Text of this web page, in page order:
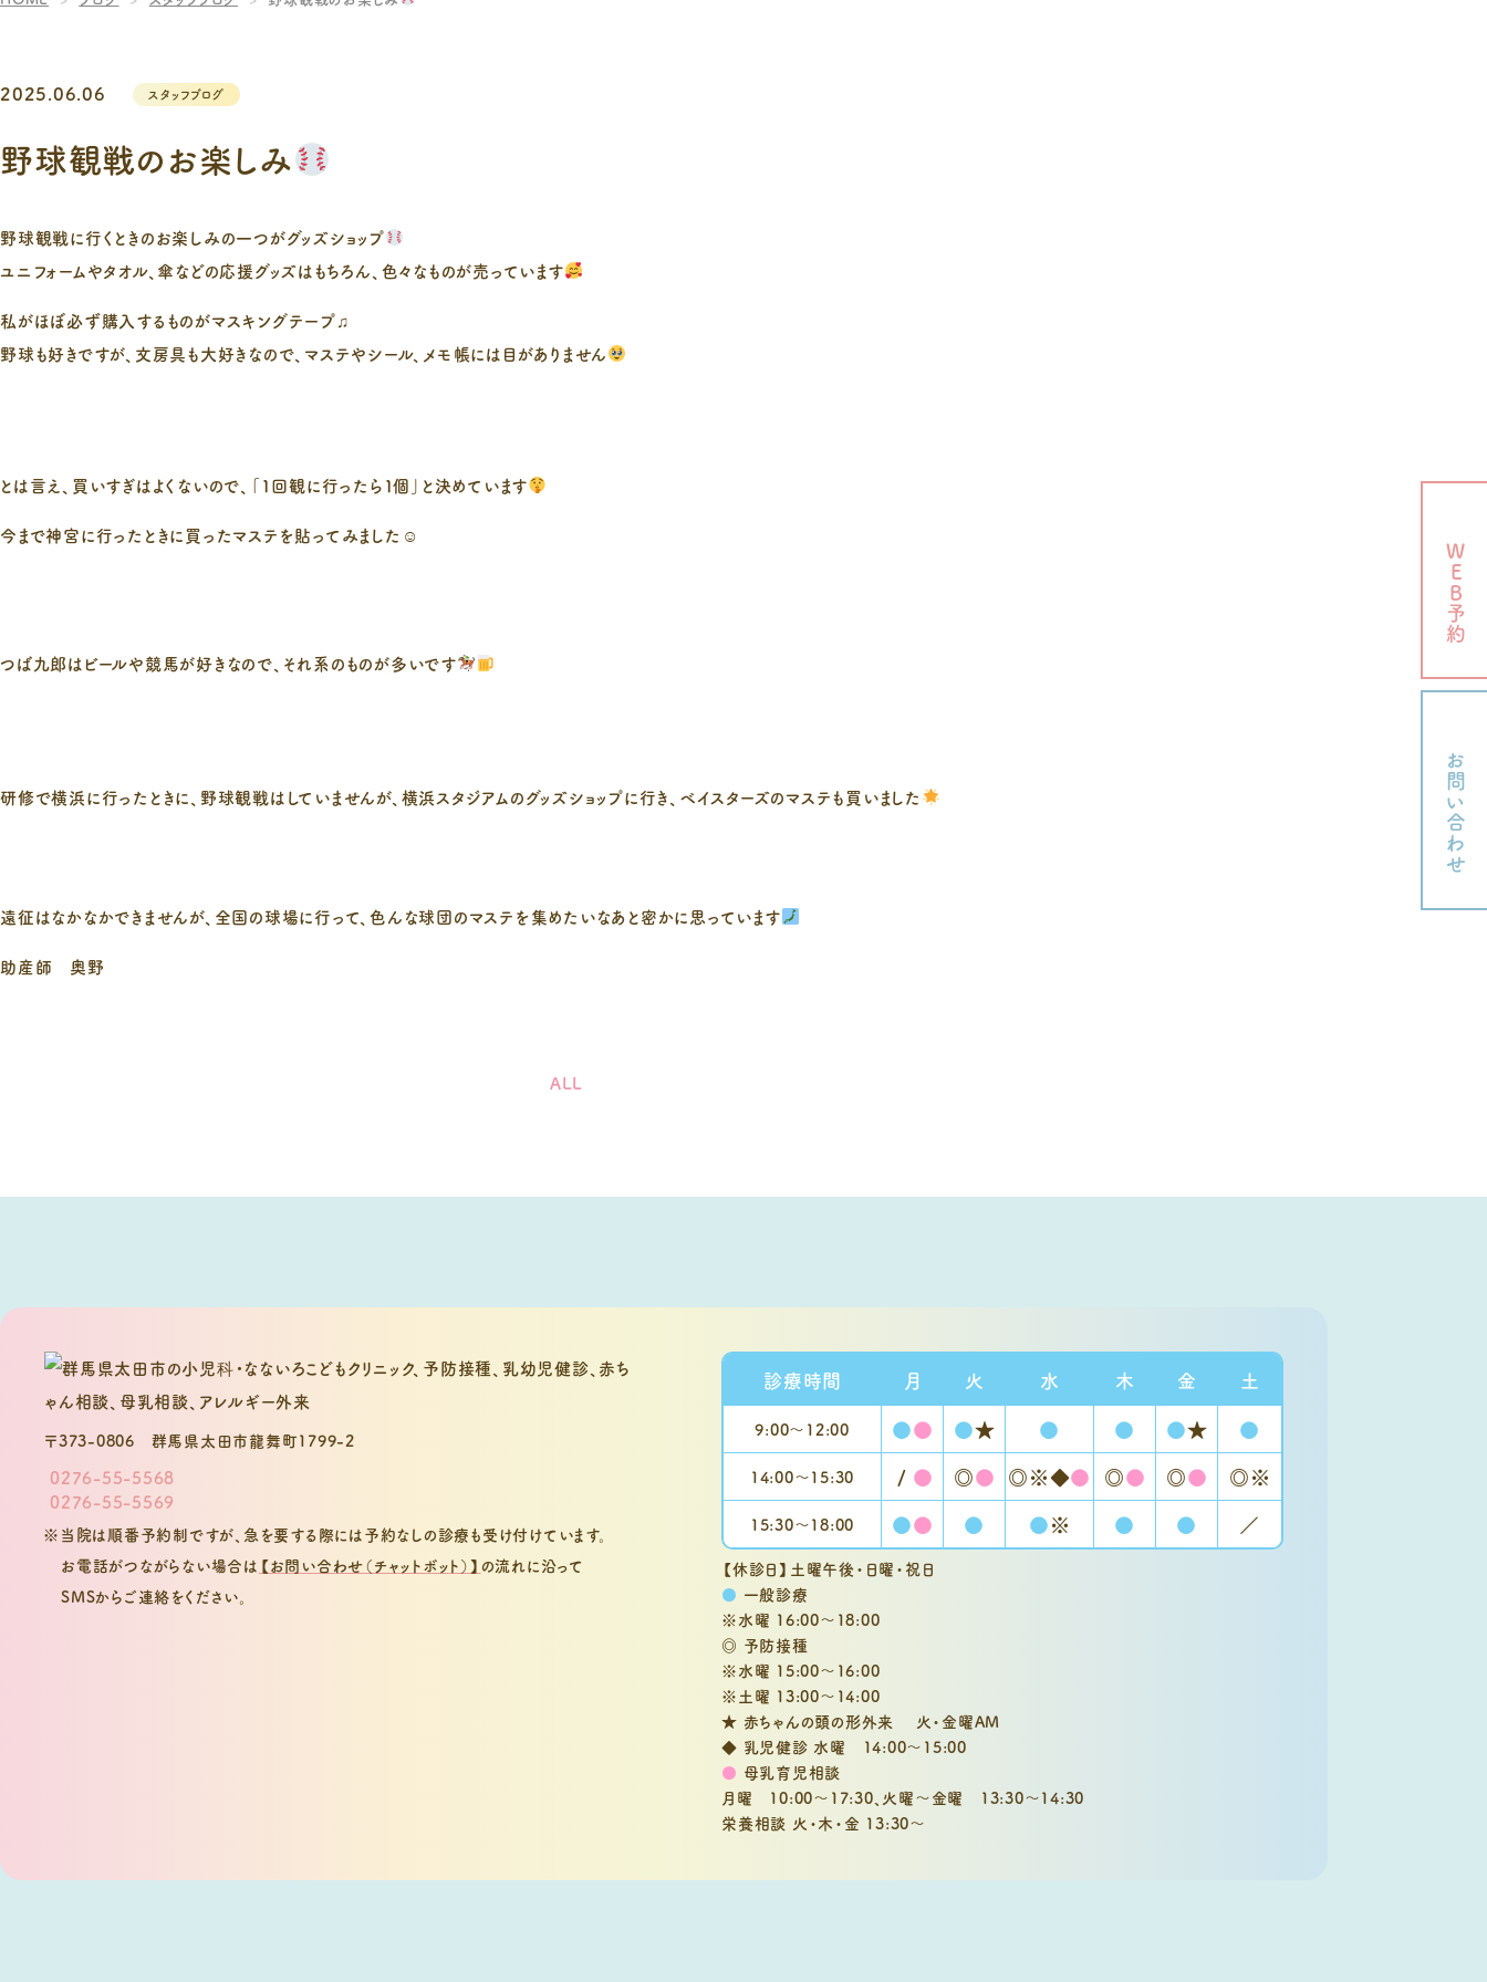
2025.06.06 スタッフブログ
野球観戦のお楽しみ
野球観戦に行くときのお楽しみの一つがグッズショップ
ユニフォームやタオル、傘などの応援グッズはもちろん、色々なものが売っています
私がほぼ必ず購入するものがマスキングテープ♫
野球も好きですが、文房具も大好きなので、マステやシール、メモ帳には目がありません
とは言え、買いすぎはよくないので、「1回観に行ったら１個」と決めています
今まで神宮に行ったときに買ったマステを貼ってみました☺
つば九郎はビールや競馬が好きなので、それ系のものが多いです
研修で横浜に行ったときに、野球観戦はしていませんが、横浜スタジアムのグッズショップに行き、ベイスターズのマステも買いました
遠征はなかなかできませんが、全国の球場に行って、色んな球団のマステを集めたいなあと密かに思っています
助産師 奥野
ALL
WEB予約
お問い合わせ
〒373-0806 群馬県太田市龍舞町1799-2
0276-55-5568
0276-55-5569
※当院は順番予約制ですが、急を要する際には予約なしの診療も受け付けています。
お電話がつながらない場合は 【お問い合わせ（チャットボット）】 の流れに沿って
SMSからご連絡をください。
診療時間 月 火 水 木 金 土
9:00〜 12:00 ●● ●★ ● ● ●★ ●
14:00～15:30 / ● ◎● ◎※◆● ◎● ◎● ◎※
15:30〜18:00 ●● ● ●※ ● ● ／
【休診日】土曜午後・日曜・祝日
● 一般診療
※水曜 16:00～18:00
◎ 予防接種
※水曜 15:00～16:00
※土曜 13:00～14:00
★ 赤ちゃんの頭の形外来 火・金曜AM
◆ 乳児健診 水曜 14:00～15:00
● 母乳育児相談
月曜 10:00～17:30、 火曜～金曜 13:30～14:30
栄養相談 火・木・金 13:30～